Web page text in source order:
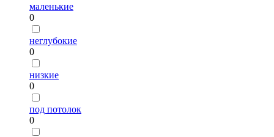
маленькие
0
неглубокие
0
низкие
0
под потолок
0